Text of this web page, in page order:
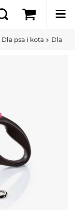
Dla psa i kota Dla